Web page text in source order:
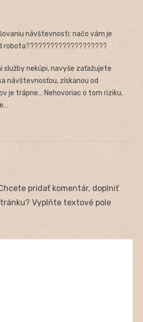
návštevnosti: načo vám je
služby nekúpi, navyše zaťažujete
návštevnosťou, získanou od
je trápne… Nehovoriac o tom riziku,
pridať komentár, doplniť
Vyplňte textové pole